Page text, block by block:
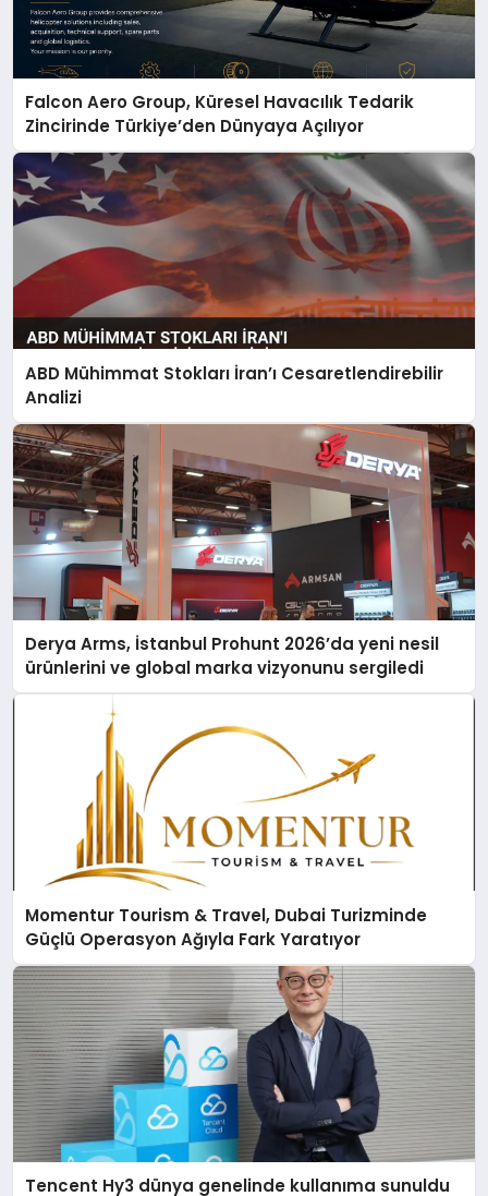
Falcon Aero Group, Küresel Havacılık Tedarik
Zincirinde Türkiye’den Dünyaya Açılıyor
ABD Mühimmat Stokları İran’ı Cesaretlendirebilir
Analizi
Derya Arms, İstanbul Prohunt 2026’da yeni nesil
ürünlerini ve global marka vizyonunu sergiledi
Momentur Tourism & Travel, Dubai Turizminde
Güçlü Operasyon Ağıyla Fark Yaratıyor
Tencent Hy3 dünya genelinde kullanıma sunuldu